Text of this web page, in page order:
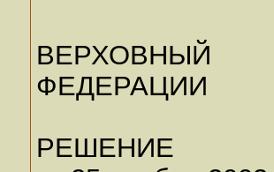
ФЕДЕРАЦИИ
РЕШЕНИЕ